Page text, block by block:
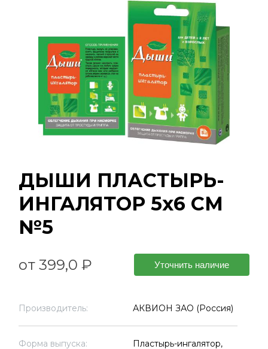
ДЫШИ ПЛАСТЫРЬ-
ИНГАЛЯТОР 5х6 СМ
№5
от 399,0 ₽ Уточнить наличие
Производитель: АКВИОН ЗАО (Россия)
Форма выпуска: Пластырь-ингалятор,